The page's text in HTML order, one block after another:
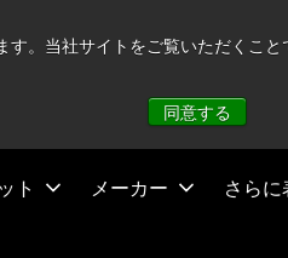
。当社サイトをご覧いただくこ
同意する
ト メーカー さらに